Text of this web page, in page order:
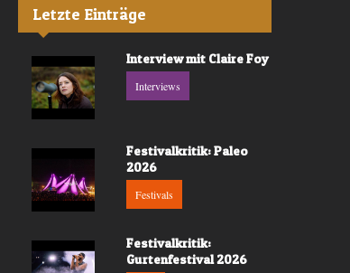
Letzte Einträge
Interview mit Claire Foy
Interviews
Festivalkritik: Paleo
2026
Festivals
Festivalkritik:
Gurtenfestival 2026